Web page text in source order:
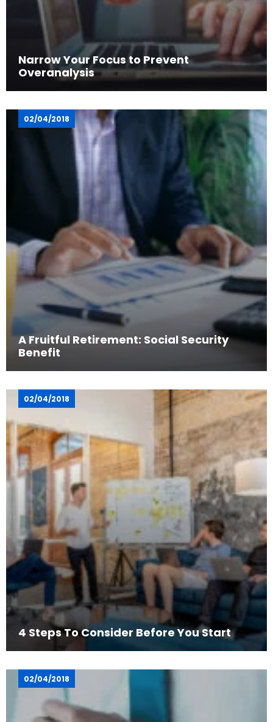
Narrow Your Focus to Prevent
Overanalysis
02/04/2018
A Fruitful Retirement: Social Security
Benefit
02/04/2018
4 Steps To Consider Before You Start
02/04/2018